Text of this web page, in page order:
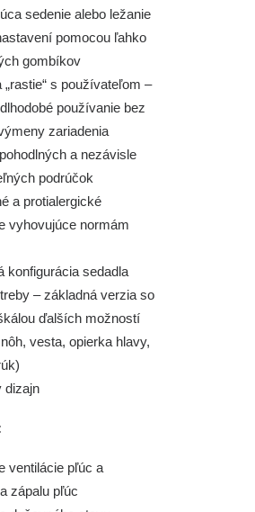
sedenie alebo ležanie
pomocou ľahko
gombíkov
„rastie“ s používateľom –
používanie bez
zariadenia
a nezávisle
podrúčok
a protialergické
vyhovujúce normám
konfigurácia sedadla
– základná verzia so
ďalších možností
vesta, opierka hlavy,
dizajn
ventilácie pľúc a
zápalu pľúc